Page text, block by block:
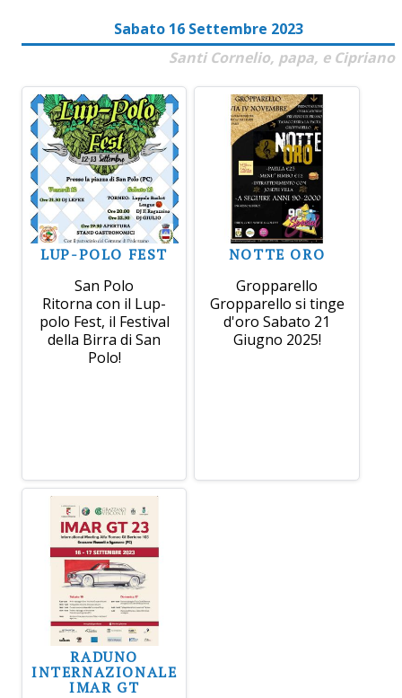
Sabato 16 Settembre 2023
Santi Cornelio, papa, e Cipriano
LUP-POLO FEST
San Polo
Ritorna con il Lup-
polo Fest, il Festival
della Birra di San
Polo!
NOTTE ORO
Gropparello
Gropparello si tinge
d'oro Sabato 21
Giugno 2025!
RADUNO
INTERNAZIONALE
IMAR GT